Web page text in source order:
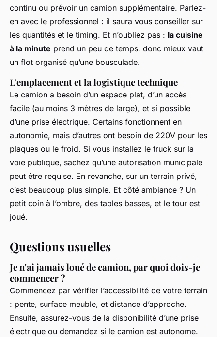
continu ou prévoir un camion supplémentaire. Parlez-
en avec le professionnel : il saura vous conseiller sur
les quantités et le timing. Et n’oubliez pas : la cuisine
à la minute prend un peu de temps, donc mieux vaut
un flot organisé qu’une bousculade.
L'emplacement et la logistique technique
Le camion a besoin d’un espace plat, d’un accès
facile (au moins 3 mètres de large), et si possible
d’une prise électrique. Certains fonctionnent en
autonomie, mais d’autres ont besoin de 220V pour les
plaques ou le froid. Si vous installez le truck sur la
voie publique, sachez qu’une autorisation municipale
peut être requise. En revanche, sur un terrain privé,
c’est beaucoup plus simple. Et côté ambiance ? Un
petit coin à l’ombre, des tables basses, et le tour est
joué.
Questions usuelles
Je n'ai jamais loué de camion, par quoi dois-je
commencer ?
Commencez par vérifier l’accessibilité de votre terrain
: pente, surface meuble, et distance d’approche.
Ensuite, assurez-vous de la disponibilité d’une prise
électrique ou demandez si le camion est autonome.